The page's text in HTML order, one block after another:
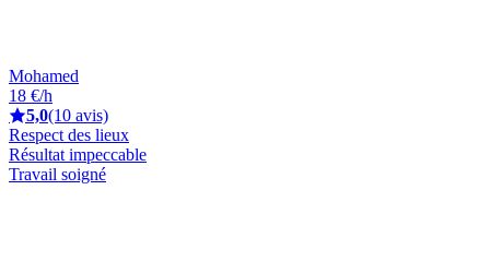
Mohamed
18 €/h
5,0(10 avis)
Respect des lieux
Résultat impeccable
Travail soigné